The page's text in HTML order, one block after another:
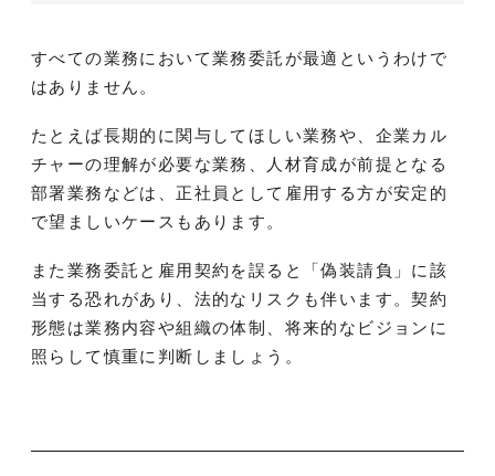
すべての業務において業務委託が最適というわけで
はありません。
たとえば長期的に関与してほしい業務や、企業カル
チャーの理解が必要な業務、人材育成が前提となる
部署業務などは、正社員として雇用する方が安定的
で望ましいケースもあります。
また業務委託と雇用契約を誤ると「偽装請負」に該
当する恐れがあり、法的なリスクも伴います。契約
形態は業務内容や組織の体制、将来的なビジョンに
照らして慎重に判断しましょう。